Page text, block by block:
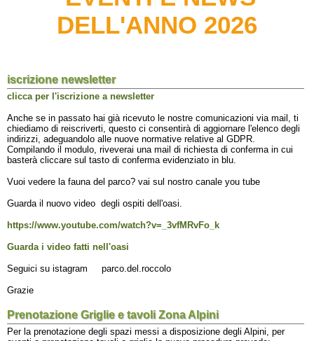
DELL'ANNO 2026
iscrizione newsletter
clicca per l'iscrizione a newsletter
Anche se in passato hai già ricevuto le nostre comunicazioni via mail, ti
chiediamo di reiscriverti, questo ci consentirà di aggiornare l'elenco degli
indirizzi, adeguandolo alle nuove normative relative al GDPR.
Compilando il modulo, riveverai una mail di richiesta di conferma in cui
basterà cliccare sul tasto di conferma evidenziato in blu.
Vuoi vedere la fauna del parco? vai sul nostro canale you tube
Guarda il nuovo video degli ospiti dell'oasi.
https://www.youtube.com/watch?v=_3vfMRvFo_k
Guarda i video fatti nell'oasi
Seguici su istagram parco.del.roccolo
Grazie
Prenotazione Griglie e tavoli Zona Alpini
Per la prenotazione degli spazi messi a disposizione degli Alpini, per